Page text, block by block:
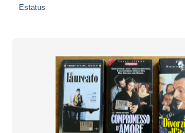
Estatus